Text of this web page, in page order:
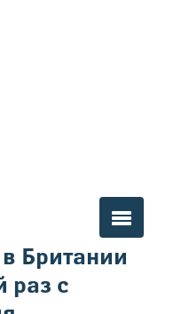
Британии
раз с